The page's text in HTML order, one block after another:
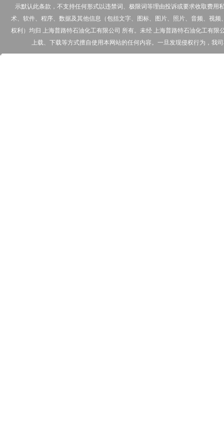
示默认此条款，不支持任何形式以违禁词、极限词等理由投诉或要求收取费
术、软件、程序、数据及其他信息（包括文字、图标、图片、照片、音频、视
权利）均归 上海普路特石油化工有限公司 所有。未经 上海普路特石油化工有
上载、下载等方式擅自使用本网站的任何内容。一旦发现侵权行为，